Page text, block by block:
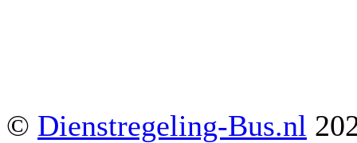
© Dienstregeling-Bus.nl